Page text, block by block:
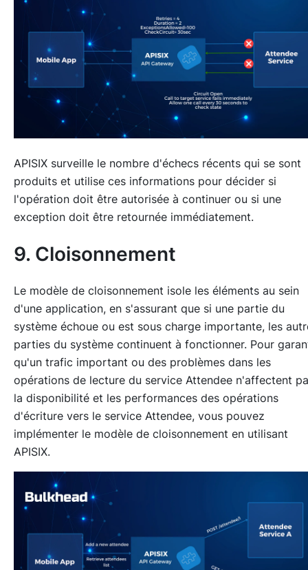
APISIX surveille le nombre d'échecs récents qui se sont
produits et utilise ces informations pour décider si
l'opération doit être autorisée à continuer ou si une
exception doit être retournée immédiatement.
9. Cloisonnement
Le modèle de cloisonnement isole les éléments au sein
d'une application, en s'assurant que si une partie du
système échoue ou est sous charge importante, les
parties du système continuent à fonctionner. Pour
qu'un trafic important ou des problèmes dans les
opérations de lecture du service Attendee n'affectent
la disponibilité et les performances des opérations
d'écriture vers le service Attendee, vous pouvez
implémenter le modèle de cloisonnement en utilisant
APISIX.